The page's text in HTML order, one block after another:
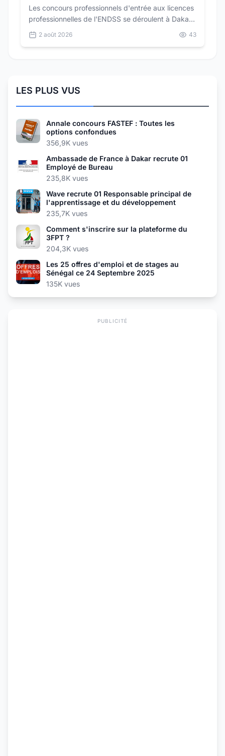
août
Les concours professionnels d'entrée aux licences
professionnelles de l'ENDSS se déroulent à Dakar
du 11 au 13 août, pour trois parcours.
2 août 2026 43
LES PLUS VUS
Annale concours FASTEF : Toutes les
options confondues
356,9K vues
Ambassade de France à Dakar recrute 01
Employé de Bureau
235,8K vues
Wave recrute 01 Responsable principal de
l'apprentissage et du développement
235,7K vues
Comment s'inscrire sur la plateforme du
3FPT ?
204,3K vues
Les 25 offres d'emploi et de stages au
Sénégal ce 24 Septembre 2025
135K vues
PUBLICITÉ